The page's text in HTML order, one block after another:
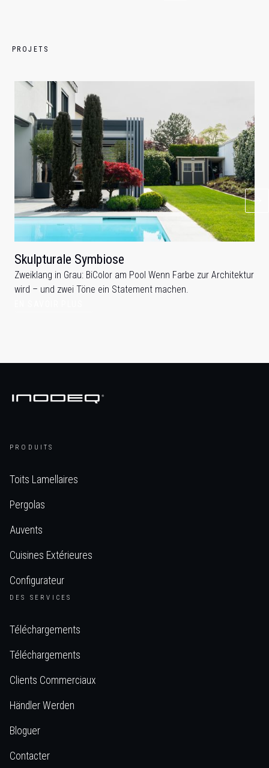
PROJETS
Skulpturale Symbiose
Zweiklang in Grau: BiColor am Pool Wenn Farbe zur Architektur
wird – und zwei Töne ein Statement machen.
PRODUITS
Toits Lamellaires
Pergolas
Auvents
Cuisines Extérieures
Configurateur
DES SERVICES
Téléchargements
Téléchargements
Clients Commerciaux
Händler Werden
Bloguer
Contacter